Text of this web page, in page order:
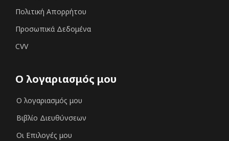
Πολιτική Απορρήτου
Προσωπικά Δεδομένα
CVV
Ο λογαριασμός μου
Ο λογαριασμός μου
Βιβλίο Διευθύνσεων
Οι Επιλογές μου